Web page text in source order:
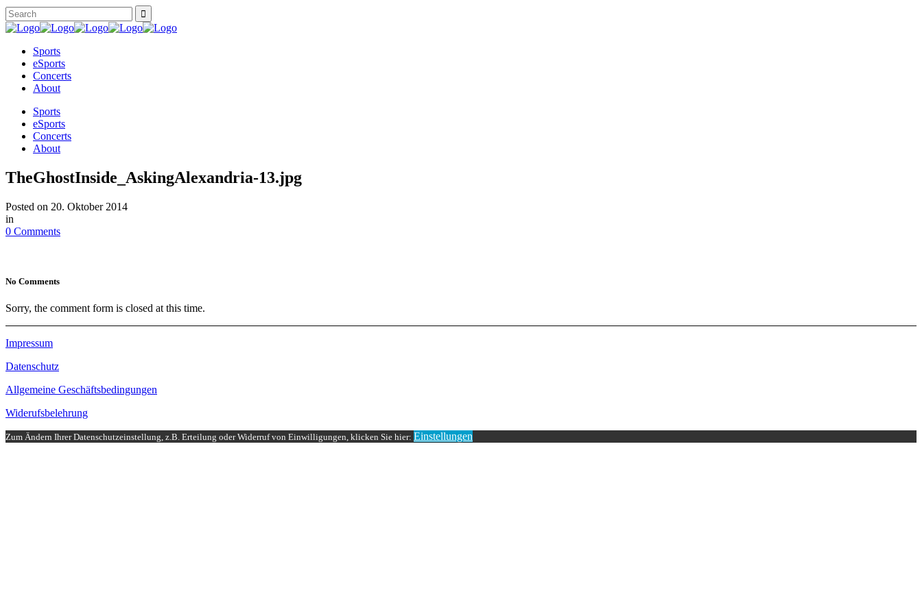
Sports
eSports
Concerts
About
Sports
eSports
Concerts
About
TheGhostInside_AskingAlexandria-13.jpg
Posted on 20. Oktober 2014
in
0 Comments
No Comments
Sorry, the comment form is closed at this time.
Impressum
Datenschutz
Allgemeine Geschäftsbedingungen
Widerufsbelehrung
Zum Ändern Ihrer Datenschutzeinstellung, z.B. Erteilung oder Widerruf von Einwilligungen, klicken Sie hier: Einstellungen